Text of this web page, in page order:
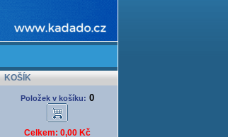
KOŠÍK
Položek v košíku: 0
Celkem: 0,00 Kč